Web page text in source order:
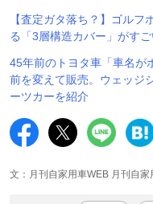
【査定ガタ落ち？】ゴル
る「3層構造カバー」がすご
45年前のトヨタ車「車名が
前を変えて販売。ウェッジ
ーツカーを紹介
文：月刊自家用車WEB 月刊自家